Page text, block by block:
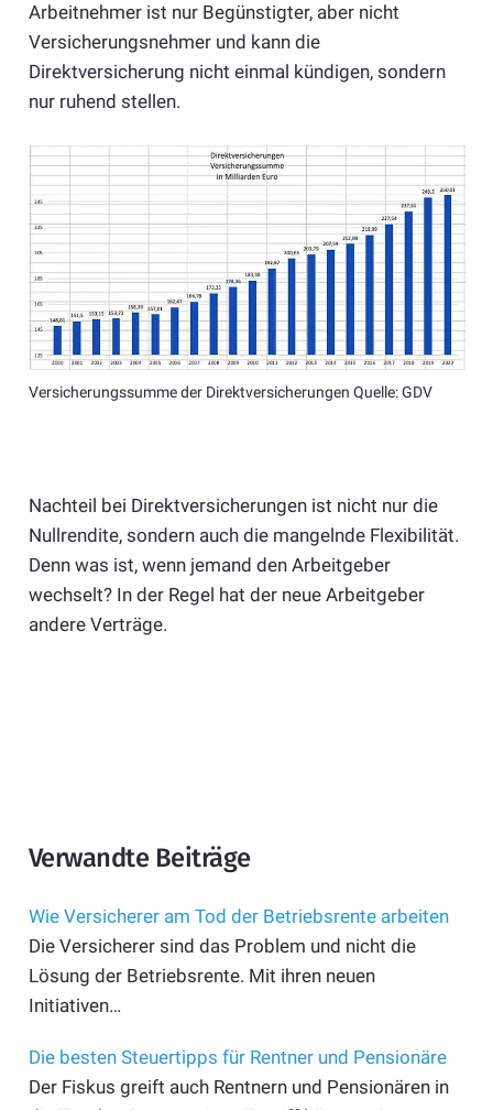
Arbeitnehmer ist nur Begünstigter, aber nicht
Versicherungsnehmer und kann die
Direktversicherung nicht einmal kündigen, sondern
nur ruhend stellen.
Versicherungssumme der Direktversicherungen Quelle: GDV
Nachteil bei Direktversicherungen ist nicht nur die
Nullrendite, sondern auch die mangelnde Flexibilität.
Denn was ist, wenn jemand den Arbeitgeber
wechselt? In der Regel hat der neue Arbeitgeber
andere Verträge.
Verwandte Beiträge
Wie Versicherer am Tod der Betriebsrente arbeiten
Die Versicherer sind das Problem und nicht die
Lösung der Betriebsrente. Mit ihren neuen
Initiativen…
Die besten Steuertipps für Rentner und Pensionäre
Der Fiskus greift auch Rentnern und Pensionären in